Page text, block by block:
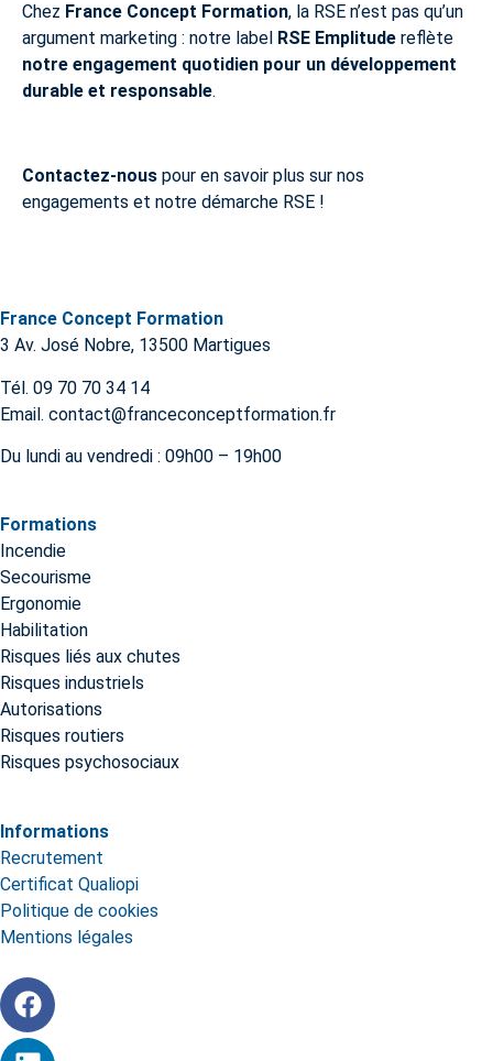
Chez France Concept Formation, la RSE n’est pas qu’un
argument marketing : notre label RSE Emplitude reflète
notre engagement quotidien pour un développement
durable et responsable.
Contactez-nous pour en savoir plus sur nos
engagements et notre démarche RSE !
France Concept Formation
3 Av. José Nobre, 13500 Martigues
Tél. 09 70 70 34 14
Email. contact@franceconceptformation.fr
Du lundi au vendredi : 09h00 – 19h00
Formations
Incendie
Secourisme
Ergonomie
Habilitation
Risques liés aux chutes
Risques industriels
Autorisations
Risques routiers
Risques psychosociaux
Informations
Recrutement
Certificat Qualiopi
Politique de cookies
Mentions légales